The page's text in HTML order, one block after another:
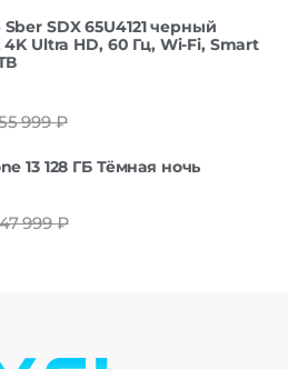
SDX 65U4121 черный
4K Ultra HD, 60 Гц, Wi-Fi, Smart
999₽
13 128 ГБ Тёмная ночь
999₽